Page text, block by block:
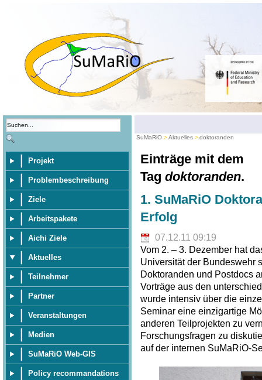
Projekt
Problembeschreibung
Ziele
Arbeitspakete
Aichi Ziele
Aktuelles
Teilnehmer
Partner
Veranstaltungen
Medien
SuMaRiO Web-GIS
Policy recommandations
SuMaRiO Aktuelles doktoranden
Einträge mit dem
Tag doktoranden.
1. SuMaRiO
Erfolg
07.12.11 09:19
Vom 2. – 3. Dezember hat
Universität der Bundeswehr
Doktoranden und Postdocs
Vorträge aus den
wurde intensiv über die
Seminar eine einzigartige
anderen Teilprojekten zu
Forschungsfragen zu
auf der internen SuMaRiO-